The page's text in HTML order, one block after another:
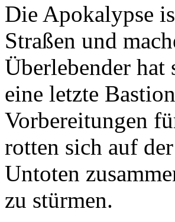
Die Apokalypse
Straßen und
Überlebender hat
eine letzte
Vorbereitungen
rotten sich auf
Untoten
zu stürmen.